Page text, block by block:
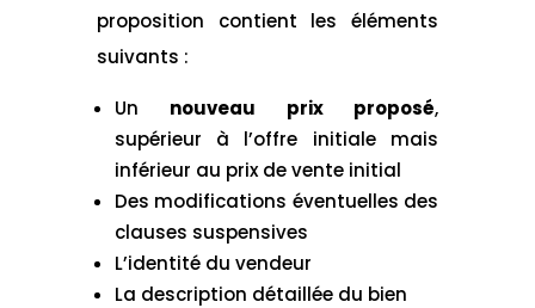
proposition contient les éléments
suivants :
Un nouveau prix proposé,
supérieur à l’offre initiale mais
inférieur au prix de vente initial
Des modifications éventuelles des
clauses suspensives
L’identité du vendeur
La description détaillée du bien